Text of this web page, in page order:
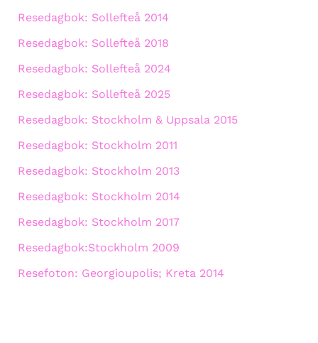
Resedagbok: Sollefteå 2014
Resedagbok: Sollefteå 2018
Resedagbok: Sollefteå 2024
Resedagbok: Sollefteå 2025
Resedagbok: Stockholm & Uppsala 2015
Resedagbok: Stockholm 2011
Resedagbok: Stockholm 2013
Resedagbok: Stockholm 2014
Resedagbok: Stockholm 2017
Resedagbok:Stockholm 2009
Resefoton: Georgioupolis; Kreta 2014